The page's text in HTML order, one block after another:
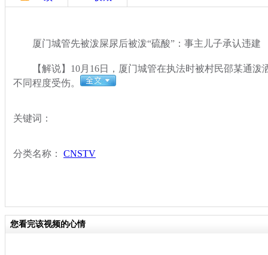
厦门城管先被泼屎尿后被泼“硫酸”：事主儿子承认违建
【解说】10月16日，厦门城管在执法时被村民邵某通泼
不同程度受伤。
关键词：
分类名称： CNSTV
您看完该视频的心情